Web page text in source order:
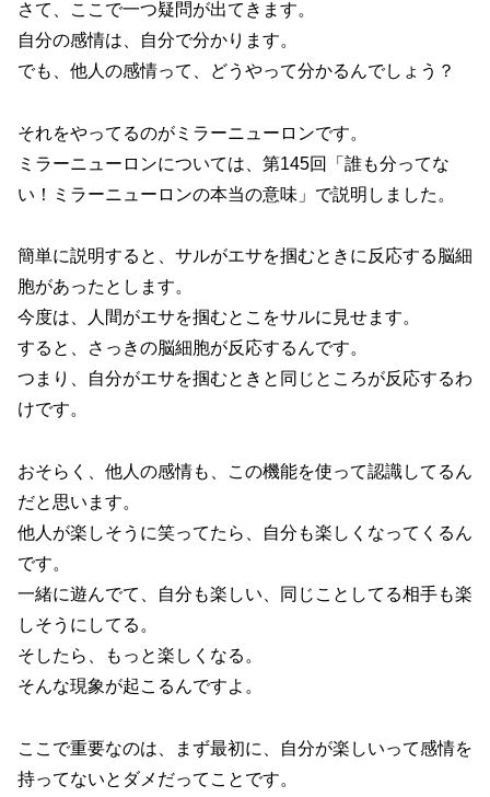
さて、ここで一つ疑問が出てきます。
自分の感情は、自分で分かります。
でも、他人の感情って、どうやって分かるんでしょう？
それをやってるのがミラーニューロンです。
ミラーニューロンについては、第145回「誰も分ってな
い！ミラーニューロンの本当の意味」で説明しました。
簡単に説明すると、サルがエサを掴むときに反応する脳細
胞があったとします。
今度は、人間がエサを掴むとこをサルに見せます。
すると、さっきの脳細胞が反応するんです。
つまり、自分がエサを掴むときと同じところが反応するわ
けです。
おそらく、他人の感情も、この機能を使って認識してるん
だと思います。
他人が楽しそうに笑ってたら、自分も楽しくなってくるん
です。
一緒に遊んでて、自分も楽しい、同じことしてる相手も楽
しそうにしてる。
そしたら、もっと楽しくなる。
そんな現象が起こるんですよ。
ここで重要なのは、まず最初に、自分が楽しいって感情を
持ってないとダメだってことです。